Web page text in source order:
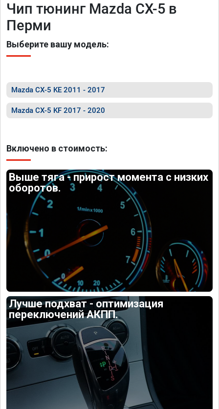
Чип тюнинг Mazda CX-5 в
Перми
Выберите вашу модель:
Mazda CX-5 KE 2011 - 2017
Mazda CX-5 KF 2017 - 2020
Включено в стоимость:
Выше тяга - прирост момента с низких
оборотов.
Лучше подхват - оптимизация
переключений АКПП.